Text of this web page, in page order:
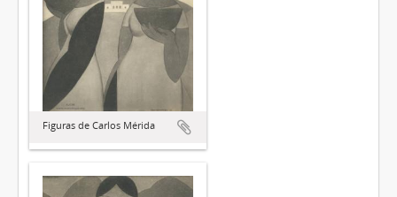
Figuras de Carlos Mérida